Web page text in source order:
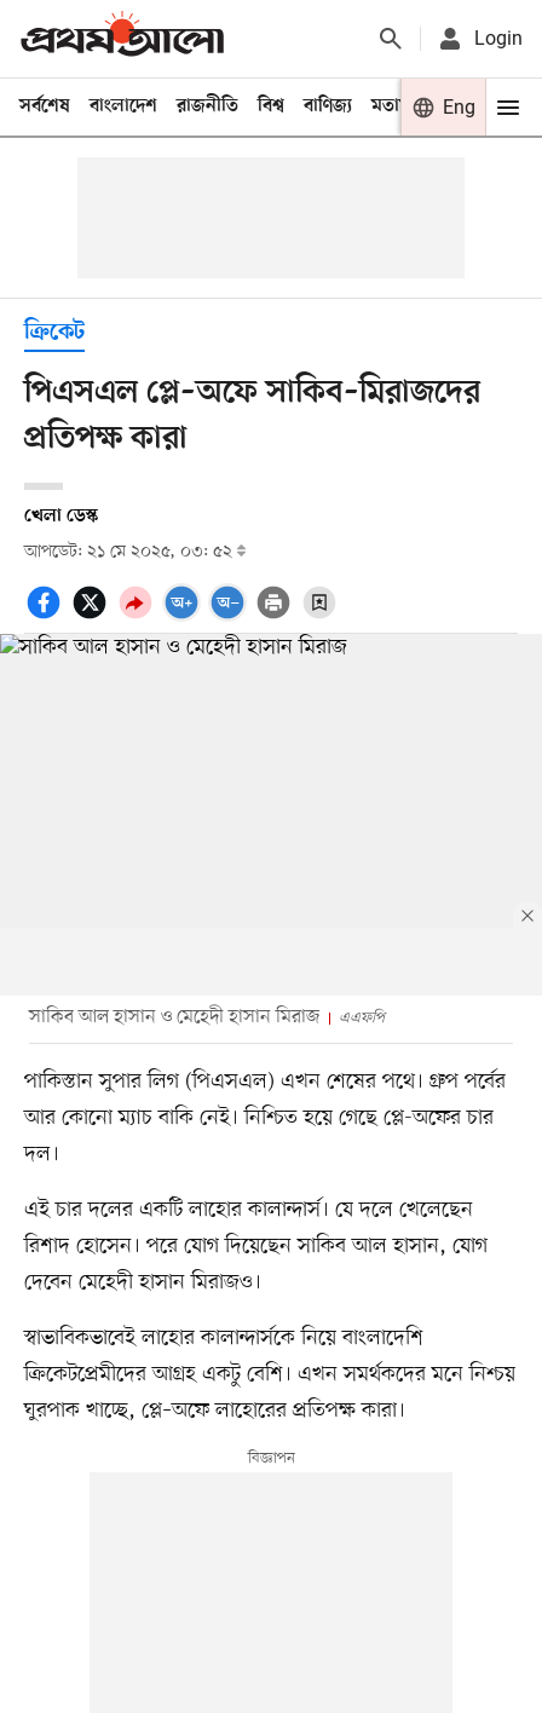
Login
সর্বশেষ বাংলাদেশ রাজনীতি বিশ্ব বাণিজ্য মতামত খেলা
Eng
ক্রিকেট
পিএসএল প্লে–অফে সাকিব–মিরাজদের
প্রতিপক্ষ কারা
খেলা ডেস্ক
আপডেট: ২১ মে ২০২৫, ০৩: ৫২
সাকিব আল হাসান ও মেহেদী হাসান মিরাজ এএফপি
পাকিস্তান সুপার লিগ (পিএসএল) এখন শেষের পথে। গ্রুপ পর্বের
আর কোনো ম্যাচ বাকি নেই। নিশ্চিত হয়ে গেছে প্লে-অফের চার
দল।
এই চার দলের একটি লাহোর কালান্দার্স। যে দলে খেলেছেন
রিশাদ হোসেন। পরে যোগ দিয়েছেন সাকিব আল হাসান, যোগ
দেবেন মেহেদী হাসান মিরাজও।
স্বাভাবিকভাবেই লাহোর কালান্দার্সকে নিয়ে বাংলাদেশি
ক্রিকেটপ্রেমীদের আগ্রহ একটু বেশি। এখন সমর্থকদের মনে নিশ্চয়
ঘুরপাক খাচ্ছে, প্লে–অফে লাহোরের প্রতিপক্ষ কারা।